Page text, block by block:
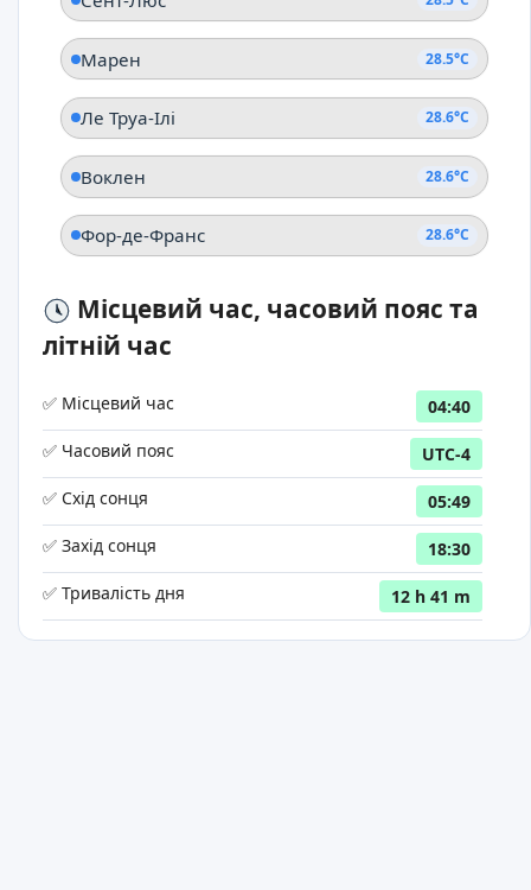
Марен 28.5°C
Ле Труа-Ілі 28.6°C
Воклен 28.6°C
Фор-де-Франс 28.6°C
Місцевий час, часовий пояс та
літній час
✅ Місцевий час
04:40
✅ Часовий пояс
UTC-4
✅ Схід сонця
05:49
✅ Захід сонця
18:30
✅ Тривалість дня
12 h 41 m